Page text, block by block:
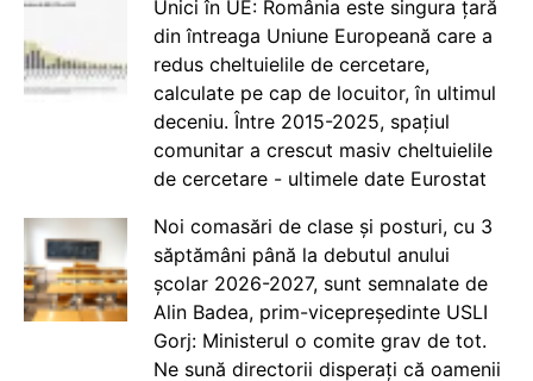
Unici în UE: România este singura țară
din întreaga Uniune Europeană care a
redus cheltuielile de cercetare,
calculate pe cap de locuitor, în ultimul
deceniu. Între 2015-2025, spațiul
comunitar a crescut masiv cheltuielile
de cercetare - ultimele date Eurostat
Noi comasări de clase și posturi, cu 3
săptămâni până la debutul anului
școlar 2026-2027, sunt semnalate de
Alin Badea, prim-vicepreședinte USLI
Gorj: Ministerul o comite grav de tot.
Ne sună directorii disperați că oamenii